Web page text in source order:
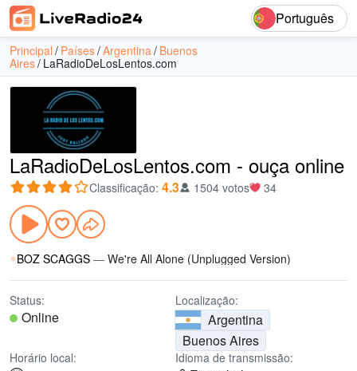
Português
Principal Países Argentina Buenos
Aires LaRadioDeLosLentos.com
LaRadioDeLosLentos.com - ouça online
Classificação: 4.3 1504 votos 34
BOZ SCAGGS — We're All Alone (Unplugged Version)
Status:
Online
Localização:
Argentina
Buenos Aires
Horário local: Idioma de transmissão: